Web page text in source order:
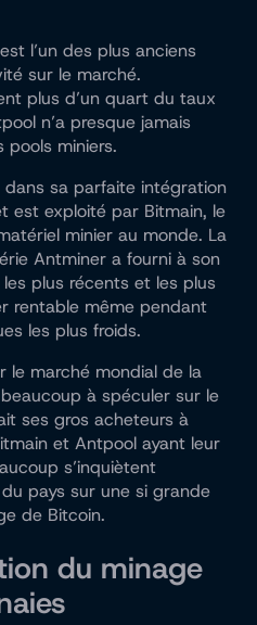
l’un des plus anciens
sur le marché.
plus d’un quart du taux
n’a presque jamais
miniers.
sa parfaite intégration
est exploité par Bitmain, le
minier au monde. La
Antminer a fourni à son
plus récents et les plus
rentable même pendant
les plus froids.
le marché mondial de la
à spéculer sur le
ses gros acheteurs à
et Antpool ayant leur
s’inquiètent
pays sur une si grande
de Bitcoin.
du minage